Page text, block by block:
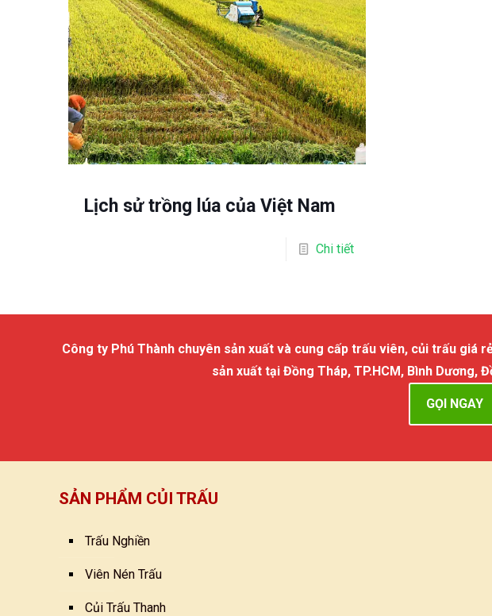
Lịch sử trồng lúa của Việt Nam
Chi tiết
Công ty Phú Thành chuyên sản xuất và cung cấp trấu viên, củi trấu giá
sản xuất tại Đồng Tháp, TP.HCM, Bình Dương,
GỌI NGAY
SẢN PHẨM CỦI TRẤU
Trấu Nghiền
Viên Nén Trấu
Củi Trấu Thanh